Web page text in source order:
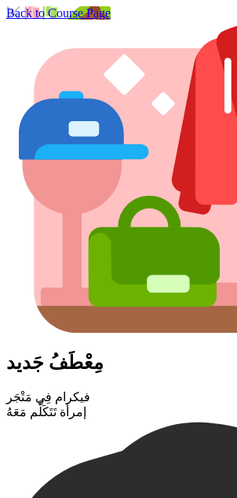
Back to Course Page
مِعْطَفُ جَديد
فيكرام فِي مَتْجَر
إمرأة تَتَكَلَّم مَعَهُ